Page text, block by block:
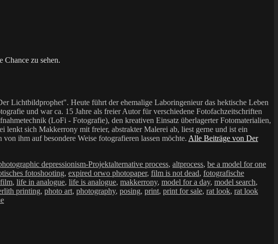
Chance zu sehen.
Lichtbildprophet". Heute führt der ehemalige Laboringenieur das hektische Leben
und war ca. 15 Jahre als freier Autor für verschiedene Fotofachzeitschriften
(LoFi - Fotografie), den kreativen Einsatz überlagerter Fotomaterialien,
sich Makkerrony mit freier, abstrakter Malerei ab, liest gerne und ist ein
ihm auf besondere Weise fotografieren lassen möchte. Alle Beiträge von Der
depressionism-ProjektSchlagwörter
alternative process, altprocess, be a model for one
fotoshooting, expired orwo photopaper, film is not dead, fotografische
, life in analogue, life is analogue, makkerrony, model for a day, model search,
printing, photo art, photography, posing, print, print for sale, rat look, rat look